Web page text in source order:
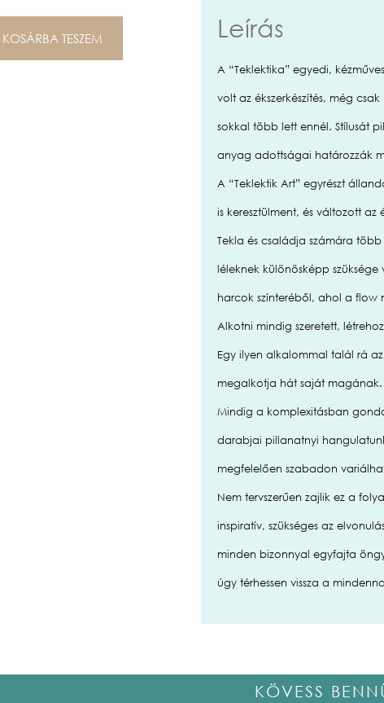
KOSÁRBA TESZEM Leírás
A “Teklektika” egyedi,
volt az ékszerkészítés, még
sokkal több lett ennél. Stílusát
anyag adottságai határozzák
A “Teklektik Art” egyrészt
is keresztülment, és változott az
Tekla és családja számára
léleknek különösképp
harcok színteréből, ahol a flow
Alkotni mindig szeretett,
Egy ilyen alkalommal talál rá
megalkotja hát saját magának.
Mindig a komplexitásban
darabjai pillanatnyi
megfelelően szabadon
Nem tervszerűen zajlik ez a
inspiratív, szükséges az
minden bizonnyal egyfajta
úgy térhessen vissza a
KÖVESS